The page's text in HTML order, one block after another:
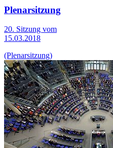
Plenarsitzung
20. Sitzung vom
15.03.2018
(Plenarsitzung)